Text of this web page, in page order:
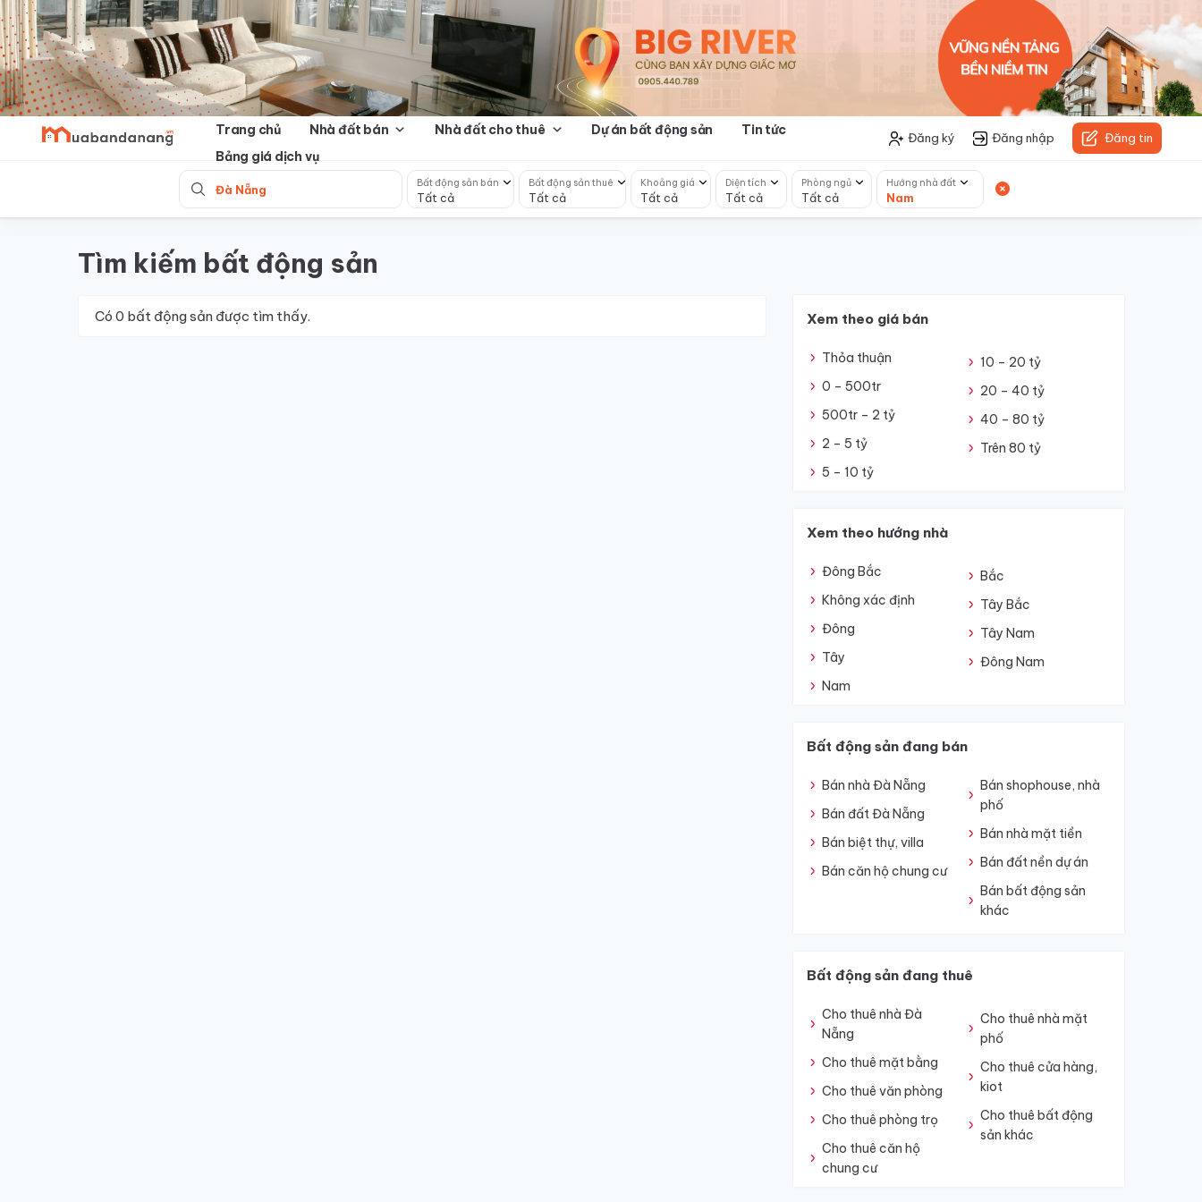
Skip
to
content
Trang chủ Nhà đất bán Nhà đất cho thuê Dự án bất động sản
Tin tức
Bảng giá dịch vụ
Đăng ký Đăng nhập Đăng tin
Đà Nẵng Bất động sản bán
Tất cả
Bất động sản thuê
Tất cả
Khoảng giá
Tất cả
Diện tích
Tất cả
Phòng ngủ
Tất cả
Hướng nhà đất
Nam
Tìm kiếm bất động sản
Có 0 bất động sản được tìm thấy. Xem theo giá bán
Thỏa thuận
0 – 500tr
500tr – 2 tỷ
2 – 5 tỷ
5 – 10 tỷ
10 – 20 tỷ
20 – 40 tỷ
40 – 80 tỷ
Trên 80 tỷ
Xem theo hướng nhà
Đông Bắc
Không xác định
Đông
Tây
Nam
Bắc
Tây Bắc
Tây Nam
Đông Nam
Bất động sản đang bán
Bán nhà Đà Nẵng
Bán đất Đà Nẵng
Bán biệt thự, villa
Bán căn hộ chung cư
Bán shophouse, nhà
phố
Bán nhà mặt tiền
Bán đất nền dự án
Bán bất động sản
khác
Bất động sản đang thuê
Cho thuê nhà Đà
Nẵng
Cho thuê mặt bằng
Cho thuê văn phòng
Cho thuê phòng trọ
Cho thuê căn hộ
chung cư
Cho thuê nhà mặt
phố
Cho thuê cửa hàng,
kiot
Cho thuê bất động
sản khác